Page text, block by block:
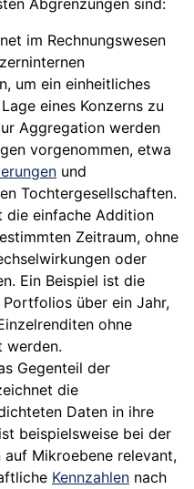
Abgrenzungen sind:
im Rechnungswesen
um ein einheitliches
eines Konzerns zu
Aggregation werden
vorgenommen, etwa
und
Tochtergesellschaften.
die einfache Addition
Zeitraum, ohne
oder
Ein Beispiel ist die
Portfolios über ein Jahr,
ohne
werden.
Gegenteil der
die
Daten in ihre
beispielsweise bei der
Mikroebene relevant,
Kennzahlen nach